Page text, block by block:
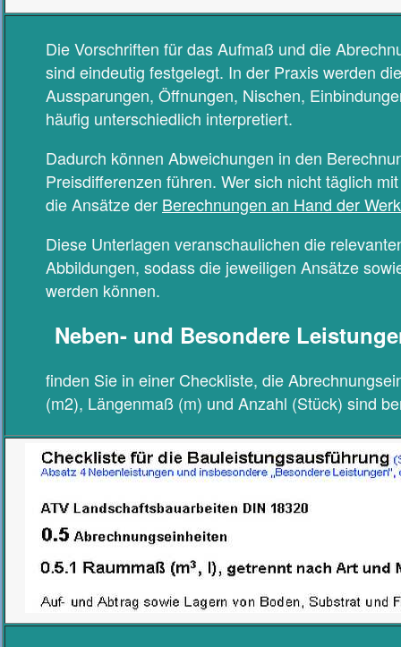
Die Vorschriften für das Aufmaß und die
sind eindeutig festgelegt. In der Praxis werden
Aussparungen, Öffnungen, Nischen,
häufig unterschiedlich interpretiert.
Dadurch können Abweichungen in den
Preisdifferenzen führen. Wer sich nicht täglich
die Ansätze der Berechnungen an Hand der
Diese Unterlagen veranschaulichen die
Abbildungen, sodass die jeweiligen Ansätze
werden können.
Neben- und Besondere
finden Sie in einer Checkliste, die
(m2), Längenmaß (m) und Anzahl (Stück) sind